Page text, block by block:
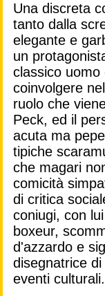
Una discreta
tanto dalla
elegante e
un
classico
coinvolgere
ruolo che
Peck, ed il
acuta ma
tipiche
che magari
comicità
di critica
coniugi, con
boxeur,
d'azzardo e
disegnatrice
eventi culturali.